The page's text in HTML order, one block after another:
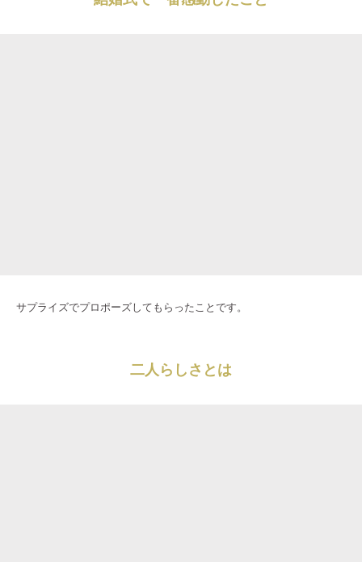
サプライズでプロポーズしてもらったことです。
二人らしさとは